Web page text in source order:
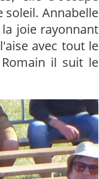
soleil. Annabelle
joie rayonnant
avec tout le
il suit le